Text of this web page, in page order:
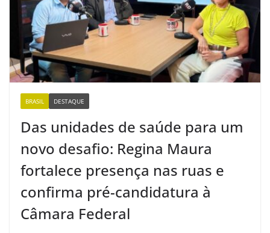
BRASIL DESTAQUE
Das unidades de saúde para um
novo desafio: Regina Maura
fortalece presença nas ruas e
confirma pré-candidatura à
Câmara Federal